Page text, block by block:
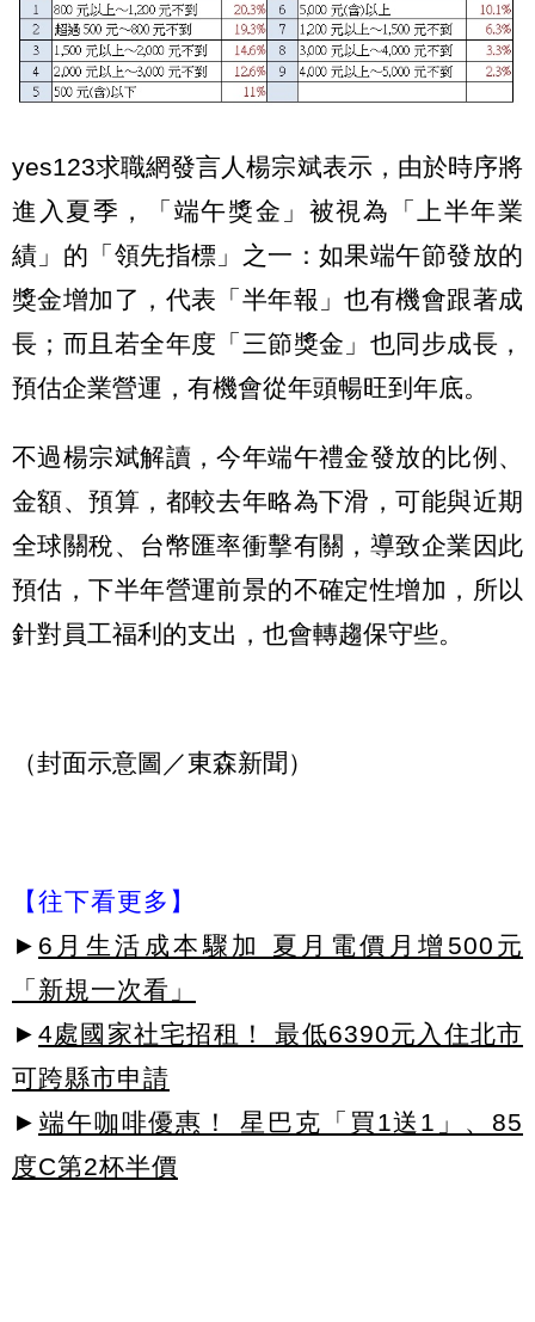
yes123求職網發言人楊宗斌表示，由於時序將
進入夏季，「端午獎金」被視為「上半年業
績」的「領先指標」之一：如果端午節發放的
獎金增加了，代表「半年報」也有機會跟著成
長；而且若全年度「三節獎金」也同步成長，
預估企業營運，有機會從年頭暢旺到年底。
不過楊宗斌解讀，今年端午禮金發放的比例、
金額、預算，都較去年略為下滑，可能與近期
全球關稅、台幣匯率衝擊有關，導致企業因此
預估，下半年營運前景的不確定性增加，所以
針對員工福利的支出，也會轉趨保守些。
（封面示意圖／東森新聞）
【往下看更多】
► 6月生活成本驟加 夏月電價月增500元
「新規一次看」
► 4處國家社宅招租！ 最低6390元入住北市
可跨縣市申請
► 端午咖啡優惠！ 星巴克「買1送1」、85
度C第2杯半價